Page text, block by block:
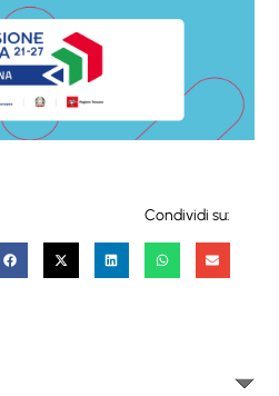
Condividi su: